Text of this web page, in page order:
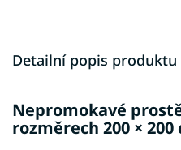
Detailní popis produktu
Nepromokavé
rozměrech 200 × 200